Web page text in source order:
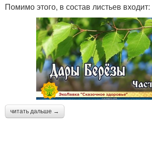
Помимо этого, в состав листьев входит:
читать дальше →